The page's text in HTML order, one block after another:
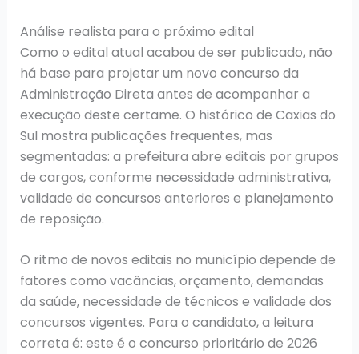
Análise realista para o próximo edital
Como o edital atual acabou de ser publicado, não
há base para projetar um novo concurso da
Administração Direta antes de acompanhar a
execução deste certame. O histórico de Caxias do
Sul mostra publicações frequentes, mas
segmentadas: a prefeitura abre editais por grupos
de cargos, conforme necessidade administrativa,
validade de concursos anteriores e planejamento
de reposição.
O ritmo de novos editais no município depende de
fatores como vacâncias, orçamento, demandas
da saúde, necessidade de técnicos e validade dos
concursos vigentes. Para o candidato, a leitura
correta é: este é o concurso prioritário de 2026